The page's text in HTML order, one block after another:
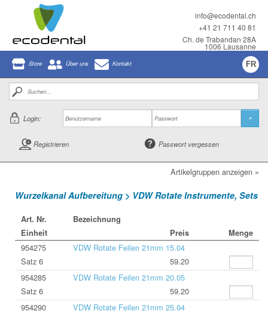
info@ecodental.ch
+41 21 711 40 81
Ch. de Trabandan 28A
1006 Lausanne
Store Über uns Kontakt FR
Login: »
Registrieren Passwort vergessen
Artikelgruppen anzeigen »
Wurzelkanal Aufbereitung > VDW Rotate Instrumente, Sets
Art. Nr.
Bezeichnung
Einheit
Preis Menge
954275
VDW Rotate Feilen 21mm 15.04
Satz 6
59.20
954285
VDW Rotate Feilen 21mm 20.05
Satz 6
59.20
954290
VDW Rotate Feilen 21mm 25.04